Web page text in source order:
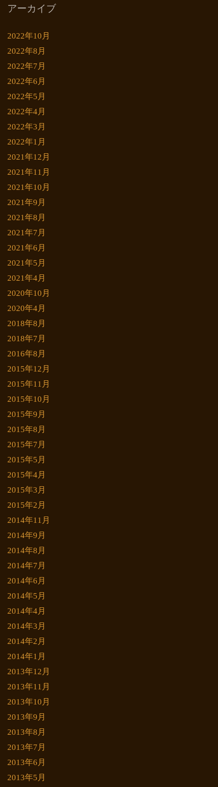
アーカイブ
2022年10月
2022年8月
2022年7月
2022年6月
2022年5月
2022年4月
2022年3月
2022年1月
2021年12月
2021年11月
2021年10月
2021年9月
2021年8月
2021年7月
2021年6月
2021年5月
2021年4月
2020年10月
2020年4月
2018年8月
2018年7月
2016年8月
2015年12月
2015年11月
2015年10月
2015年9月
2015年8月
2015年7月
2015年5月
2015年4月
2015年3月
2015年2月
2014年11月
2014年9月
2014年8月
2014年7月
2014年6月
2014年5月
2014年4月
2014年3月
2014年2月
2014年1月
2013年12月
2013年11月
2013年10月
2013年9月
2013年8月
2013年7月
2013年6月
2013年5月